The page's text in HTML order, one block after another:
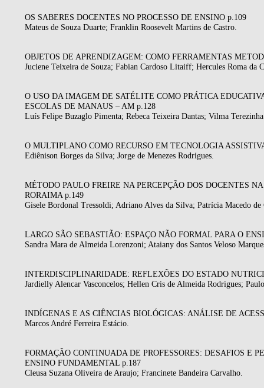
OS SABERES DOCENTES NO PROCESSO DE ENSINO p.109
Mateus de Souza Duarte; Franklin Roosevelt Martins de Castro.
OBJETOS DE APRENDIZAGEM: COMO FERRAMENTAS
Juciene Teixeira de Souza; Fabian Cardoso Litaiff; Hercules Roma da
O USO DA IMAGEM DE SATÉLITE COMO PRÁTICA
ESCOLAS DE MANAUS – AM p.128
Luís Felipe Buzaglo Pimenta; Rebeca Teixeira Dantas; Vilma
O MULTIPLANO COMO RECURSO EM TECNOLOGIA
Ediênison Borges da Silva; Jorge de Menezes Rodrigues.
MÉTODO PAULO FREIRE NA PERCEPÇÃO DOS DOCENTES
RORAIMA p.149
Gisele Bordonal Tressoldi; Adriano Alves da Silva; Patrícia Macedo de
LARGO SÃO SEBASTIÃO: ESPAÇO NÃO FORMAL PARA O
Sandra Mara de Almeida Lorenzoni; Ataiany dos Santos Veloso
INTERDISCIPLINARIDADE: REFLEXÕES DO ESTADO
Jardielly Alencar Vasconcelos; Hellen Cris de Almeida Rodrigues;
INDÍGENAS E AS CIÊNCIAS BIOLÓGICAS: ANÁLISE DE
Marcos André Ferreira Estácio.
FORMAÇÃO CONTINUADA DE PROFESSORES: DESAFIOS E
ENSINO FUNDAMENTAL p.187
Cleusa Suzana Oliveira de Araujo; Francinete Bandeira Carvalho.